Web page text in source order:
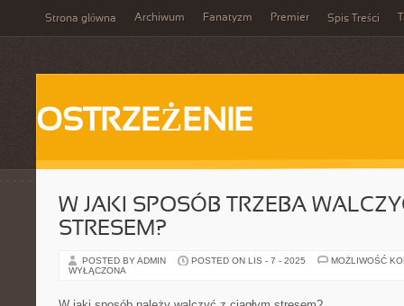
Strona główna Archiwum Fanatyzm Premier Spis Treści
OSTRZEŻENIE
W JAKI SPOSÓB TRZEBA
STRESEM?
POSTED BY ADMIN POSTED ON LIS - 7 - 2025
MOŻLIWOŚĆ
WYŁĄCZONA